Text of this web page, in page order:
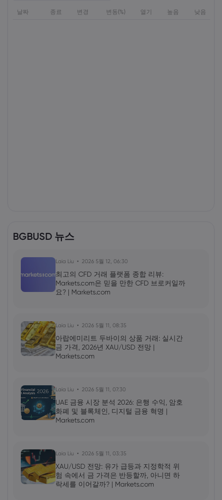
날짜 종료 변경 변동(%) 열기 높음 낮음
BGBUSD 뉴스
Laia Liu 2026 5월 12, 06:30
최고의 CFD 거래 플랫폼 종합 리뷰:
Markets.com은 믿을 만한 CFD 브로커일까
요? | Markets.com
Laia Liu 2026 5월 11, 08:35
아랍에미리트 두바이의 상품 거래: 실시간
금 가격, 2026년 XAU/USD 전망 |
Markets.com
Laia Liu 2026 5월 11, 07:30
UAE 금융 시장 분석 2026: 은행 수익, 암호
화폐 및 블록체인, 디지털 금융 혁명 |
Markets.com
Laia Liu 2026 5월 11, 03:35
XAU/USD 전망: 유가 급등과 지정학적 위
험 속에서 금 가격은 반등할까, 아니면 하
락세를 이어갈까? | Markets.com